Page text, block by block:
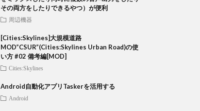
その両方をしたりできるやつ）が便利
周辺機器
[Cities:Skylines]大規模道路
MOD”CSUR”(Cities:Skylines Urban Road)の使
い方 #02 備考編[MOD]
Cities:Skylines
Android自動化アプリTaskerを活用する
Android